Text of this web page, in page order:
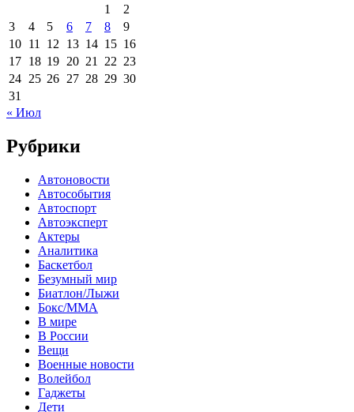
1
2
3
4 5 6 7 8
9
10 11 12 13 14 15 16
17 18 19 20 21 22 23
24 25 26 27 28 29 30
31
« Июл
Рубрики
Автоновости
Автособытия
Автоспорт
Автоэксперт
Актеры
Аналитика
Баскетбол
Безумный мир
Биатлон/Лыжи
Бокс/MMA
В мире
В России
Вещи
Военные новости
Волейбол
Гаджеты
Дети